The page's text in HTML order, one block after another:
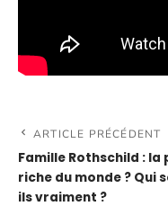
ARTICLE PRÉCÉDENT
Famille Rothschild : la
riche du monde ? Qui
ils vraiment ?